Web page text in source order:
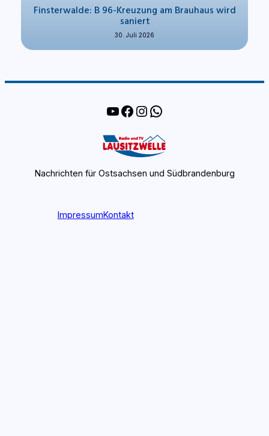
Finsterwalde: B 96-Kreuzung am Brauhaus wird
saniert
30. Juli 2026
YouTube
Facebook
Instagram
WhatsApp
Nachrichten für Ostsachsen und Südbrandenburg
ImpressumKontakt